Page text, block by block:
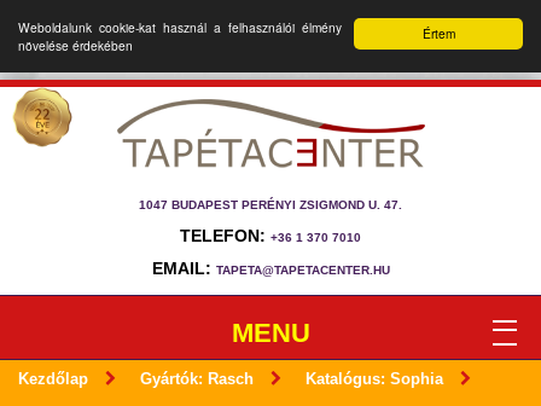
Értem
Weboldalunk cookie-kat használ a felhasználói élmény
növelése érdekében
1047 BUDAPEST PERÉNYI ZSIGMOND U. 47.
TELEFON: +36 1 370 7010
EMAIL: TAPETA@TAPETACENTER.HU
MENU
Kezdőlap Gyártók: Rasch Katalógus: Sophia